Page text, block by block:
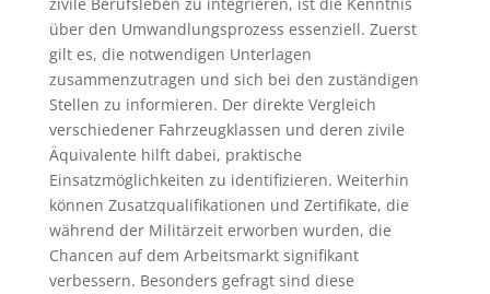
über den Umwandlungsprozess essenziell. Zuerst
gilt es, die notwendigen Unterlagen
zusammenzutragen und sich bei den zuständigen
Stellen zu informieren. Der direkte Vergleich
verschiedener Fahrzeugklassen und deren zivile
Äquivalente hilft dabei, praktische
Einsatzmöglichkeiten zu identifizieren. Weiterhin
können Zusatzqualifikationen und Zertifikate, die
während der Militärzeit erworben wurden, die
Chancen auf dem Arbeitsmarkt signifikant
verbessern. Besonders gefragt sind diese